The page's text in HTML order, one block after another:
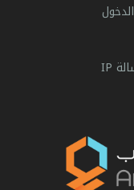
ماذا تفعل عند ظهور هذه الرسالة IP